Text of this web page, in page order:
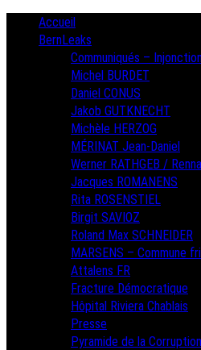
PrimaryAccueil
BernLeaks
Communiqués –
Michel BURDET
Daniel CONUS
Jakob GUTKNECHT
Michèle HERZOG
MÉRINAT Jean-Daniel
Werner RATHGEB /
Jacques ROMANENS
Rita ROSENSTIEL
Birgit SAVIOZ
Roland Max SCHNEIDER
MARSENS – Commune
Attalens FR
Fracture Démocratique
Hôpital Riviera Chablais
Presse
Pyramide de la Corruption